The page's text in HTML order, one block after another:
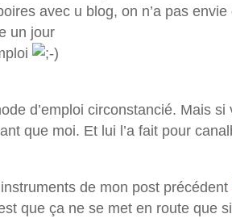
avec u blog, on n’a pas envie
un jour
d’emploi circonstancié. Mais si
que moi. Et lui l’a fait pour
de mon post précédent
que ça ne se met en route que